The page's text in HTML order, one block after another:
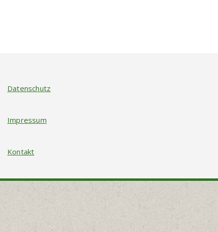
Datenschutz
Impressum
Kontakt